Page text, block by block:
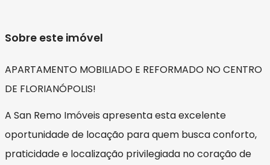
Sobre este imóvel
APARTAMENTO MOBILIADO E REFORMADO NO CENTRO
DE FLORIANÓPOLIS!
A San Remo Imóveis apresenta esta excelente
oportunidade de locação para quem busca conforto,
praticidade e localização privilegiada no coração de